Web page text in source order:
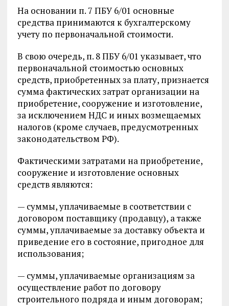
На основании п. 7 ПБУ 6/01 основные
средства принимаются к бухгалтерскому
учету по первоначальной стоимости.
В свою очередь, п. 8 ПБУ 6/01 указывает, что
первоначальной стоимостью основных
средств, приобретенных за плату, признается
сумма фактических затрат организации на
приобретение, сооружение и изготовление,
за исключением НДС и иных возмещаемых
налогов (кроме случаев, предусмотренных
законодательством РФ).
Фактическими затратами на приобретение,
сооружение и изготовление основных
средств являются:
— суммы, уплачиваемые в соответствии с
договором поставщику (продавцу), а также
суммы, уплачиваемые за доставку объекта и
приведение его в состояние, пригодное для
использования;
— суммы, уплачиваемые организациям за
осуществление работ по договору
строительного подряда и иным договорам;